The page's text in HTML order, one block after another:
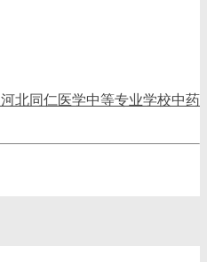
河北同仁医学中等专业学校中药